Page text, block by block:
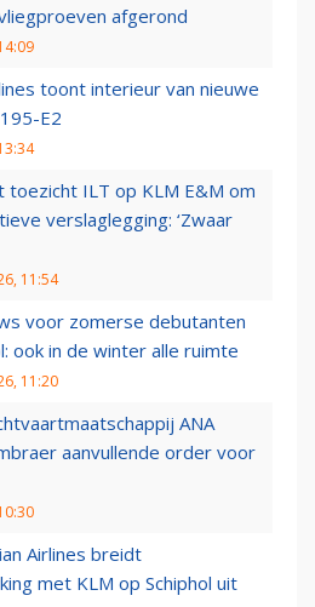
afgerond
toont interieur van nieuwe
E2
toezicht ILT op KLM E&M om
verslaglegging: ‘Zwaar
11:54
voor zomerse debutanten
ook in de winter alle ruimte
11:20
ANA
aanvullende order voor
Airlines breidt
met KLM op Schiphol uit